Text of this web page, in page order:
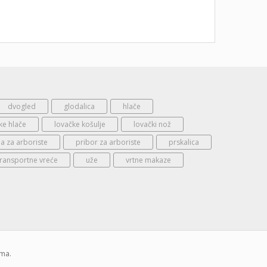
dvogled glodalica
hlače
hlače lovačke košulje
lovački nož
za arboriste pribor za arboriste
prskalica
vreće uže
vrtne makaze